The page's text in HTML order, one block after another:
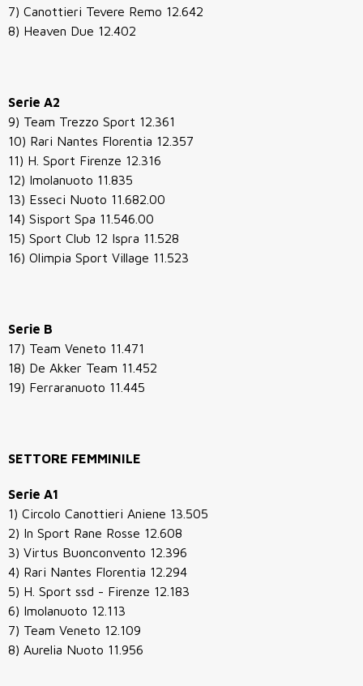
7) Canottieri Tevere Remo 12.642
8) Heaven Due 12.402
Serie A2
9) Team Trezzo Sport 12.361
10) Rari Nantes Florentia 12.357
11) H. Sport Firenze 12.316
12) Imolanuoto 11.835
13) Esseci Nuoto 11.682.00
14) Sisport Spa 11.546.00
15) Sport Club 12 Ispra 11.528
16) Olimpia Sport Village 11.523
Serie B
17) Team Veneto 11.471
18) De Akker Team 11.452
19) Ferraranuoto 11.445
SETTORE FEMMINILE
Serie A1
1) Circolo Canottieri Aniene 13.505
2) In Sport Rane Rosse 12.608
3) Virtus Buonconvento 12.396
4) Rari Nantes Florentia 12.294
5) H. Sport ssd - Firenze 12.183
6) Imolanuoto 12.113
7) Team Veneto 12.109
8) Aurelia Nuoto 11.956